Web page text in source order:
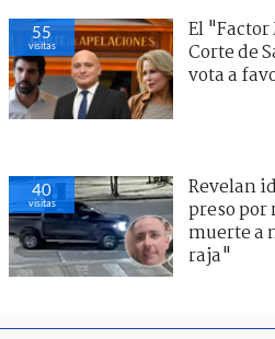
55
visitas
El
Corte de
vota a
40
visitas
Revelan
preso por
muerte a
raja"